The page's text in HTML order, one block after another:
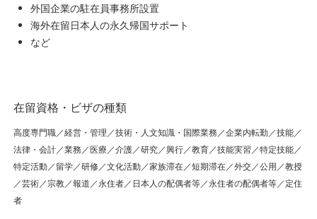
外国企業の駐在員事務所設置
海外在留日本人の永久帰国サポート
など
在留資格・ビザの種類
高度専門職／経営・管理／技術・人文知識・国際業務／企業内転勤／技能／
法律・会計／業務／医療／介護／研究／興行／教育／技能実習／特定技能／
特定活動／留学／研修／文化活動／家族滞在／短期滞在／外交／公用／教授
／芸術／宗教／報道／永住者／日本人の配偶者等／永住者の配偶者等／定住
者